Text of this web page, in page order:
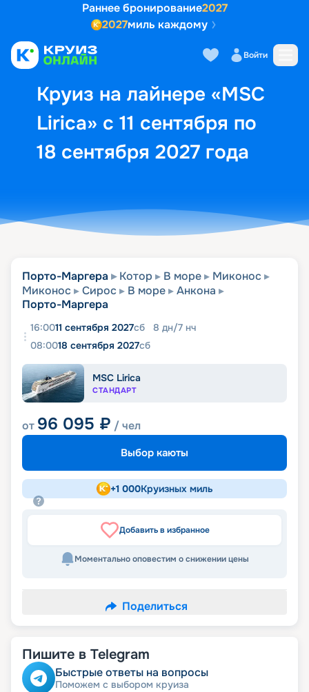
Раннее бронирование2027
2027миль каждому
Войти
Круиз на лайнере «MSC
Lirica» с 11 сентября по
18 сентября 2027 года
Выбор кают Маршрут и
Порто-Маргера Котор В море
Миконос
Миконос
Сирос В море
Анкона
Порто-Маргера
16:0011 сентября 2027сб 8 дн/7 нч
08:0018 сентября 2027сб
MSC Lirica
СТАНДАРТ
от 96 095 ₽ / чел
Выбор каюты
+1 000Круизных миль
Добавить в избранное
Моментально оповестим о снижении цены
Поделиться
Пишите в Telegram
Быстрые ответы на вопросы
Поможем с выбором круиза